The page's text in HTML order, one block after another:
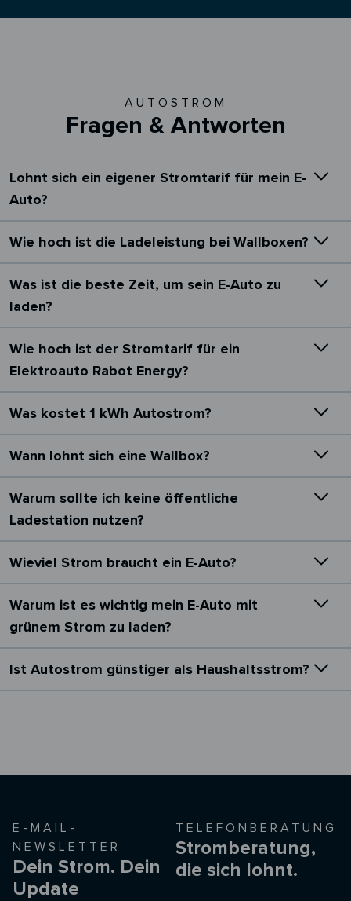
AUTOSTROM
Fragen & Antworten
Lohnt sich ein eigener Stromtarif für mein E-
Auto?
Wie hoch ist die Ladeleistung bei Wallboxen?
Was ist die beste Zeit, um sein E-Auto zu
laden?
Wie hoch ist der Stromtarif für ein
Elektroauto Rabot Energy?
Was kostet 1 kWh Autostrom?
Wann lohnt sich eine Wallbox?
Warum sollte ich keine öffentliche
Ladestation nutzen?
Wieviel Strom braucht ein E-Auto?
Warum ist es wichtig mein E-Auto mit
grünem Strom zu laden?
Ist Autostrom günstiger als Haushaltsstrom?
E-MAIL-
NEWSLETTER
Dein Strom. Dein
Update
TELEFONBERATUNG
Stromberatung,
die sich lohnt.